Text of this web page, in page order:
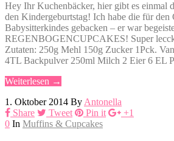
Hey Ihr Kuchenbäcker, hier gibt es einmal
den Kindergeburtstag! Ich habe die für den
Babysitterkindes gebacken – er war
REGENBOGENCUPCAKES! Super
Zutaten: 250g Mehl 150g Zucker 1Pck.
4TL Backpulver 250ml Milch 2 Eier 6 EL
Weiterlesen →
1. Oktober 2014 By Antonella
Share
Tweet Pin it
+1
0 In Muffins & Cupcakes